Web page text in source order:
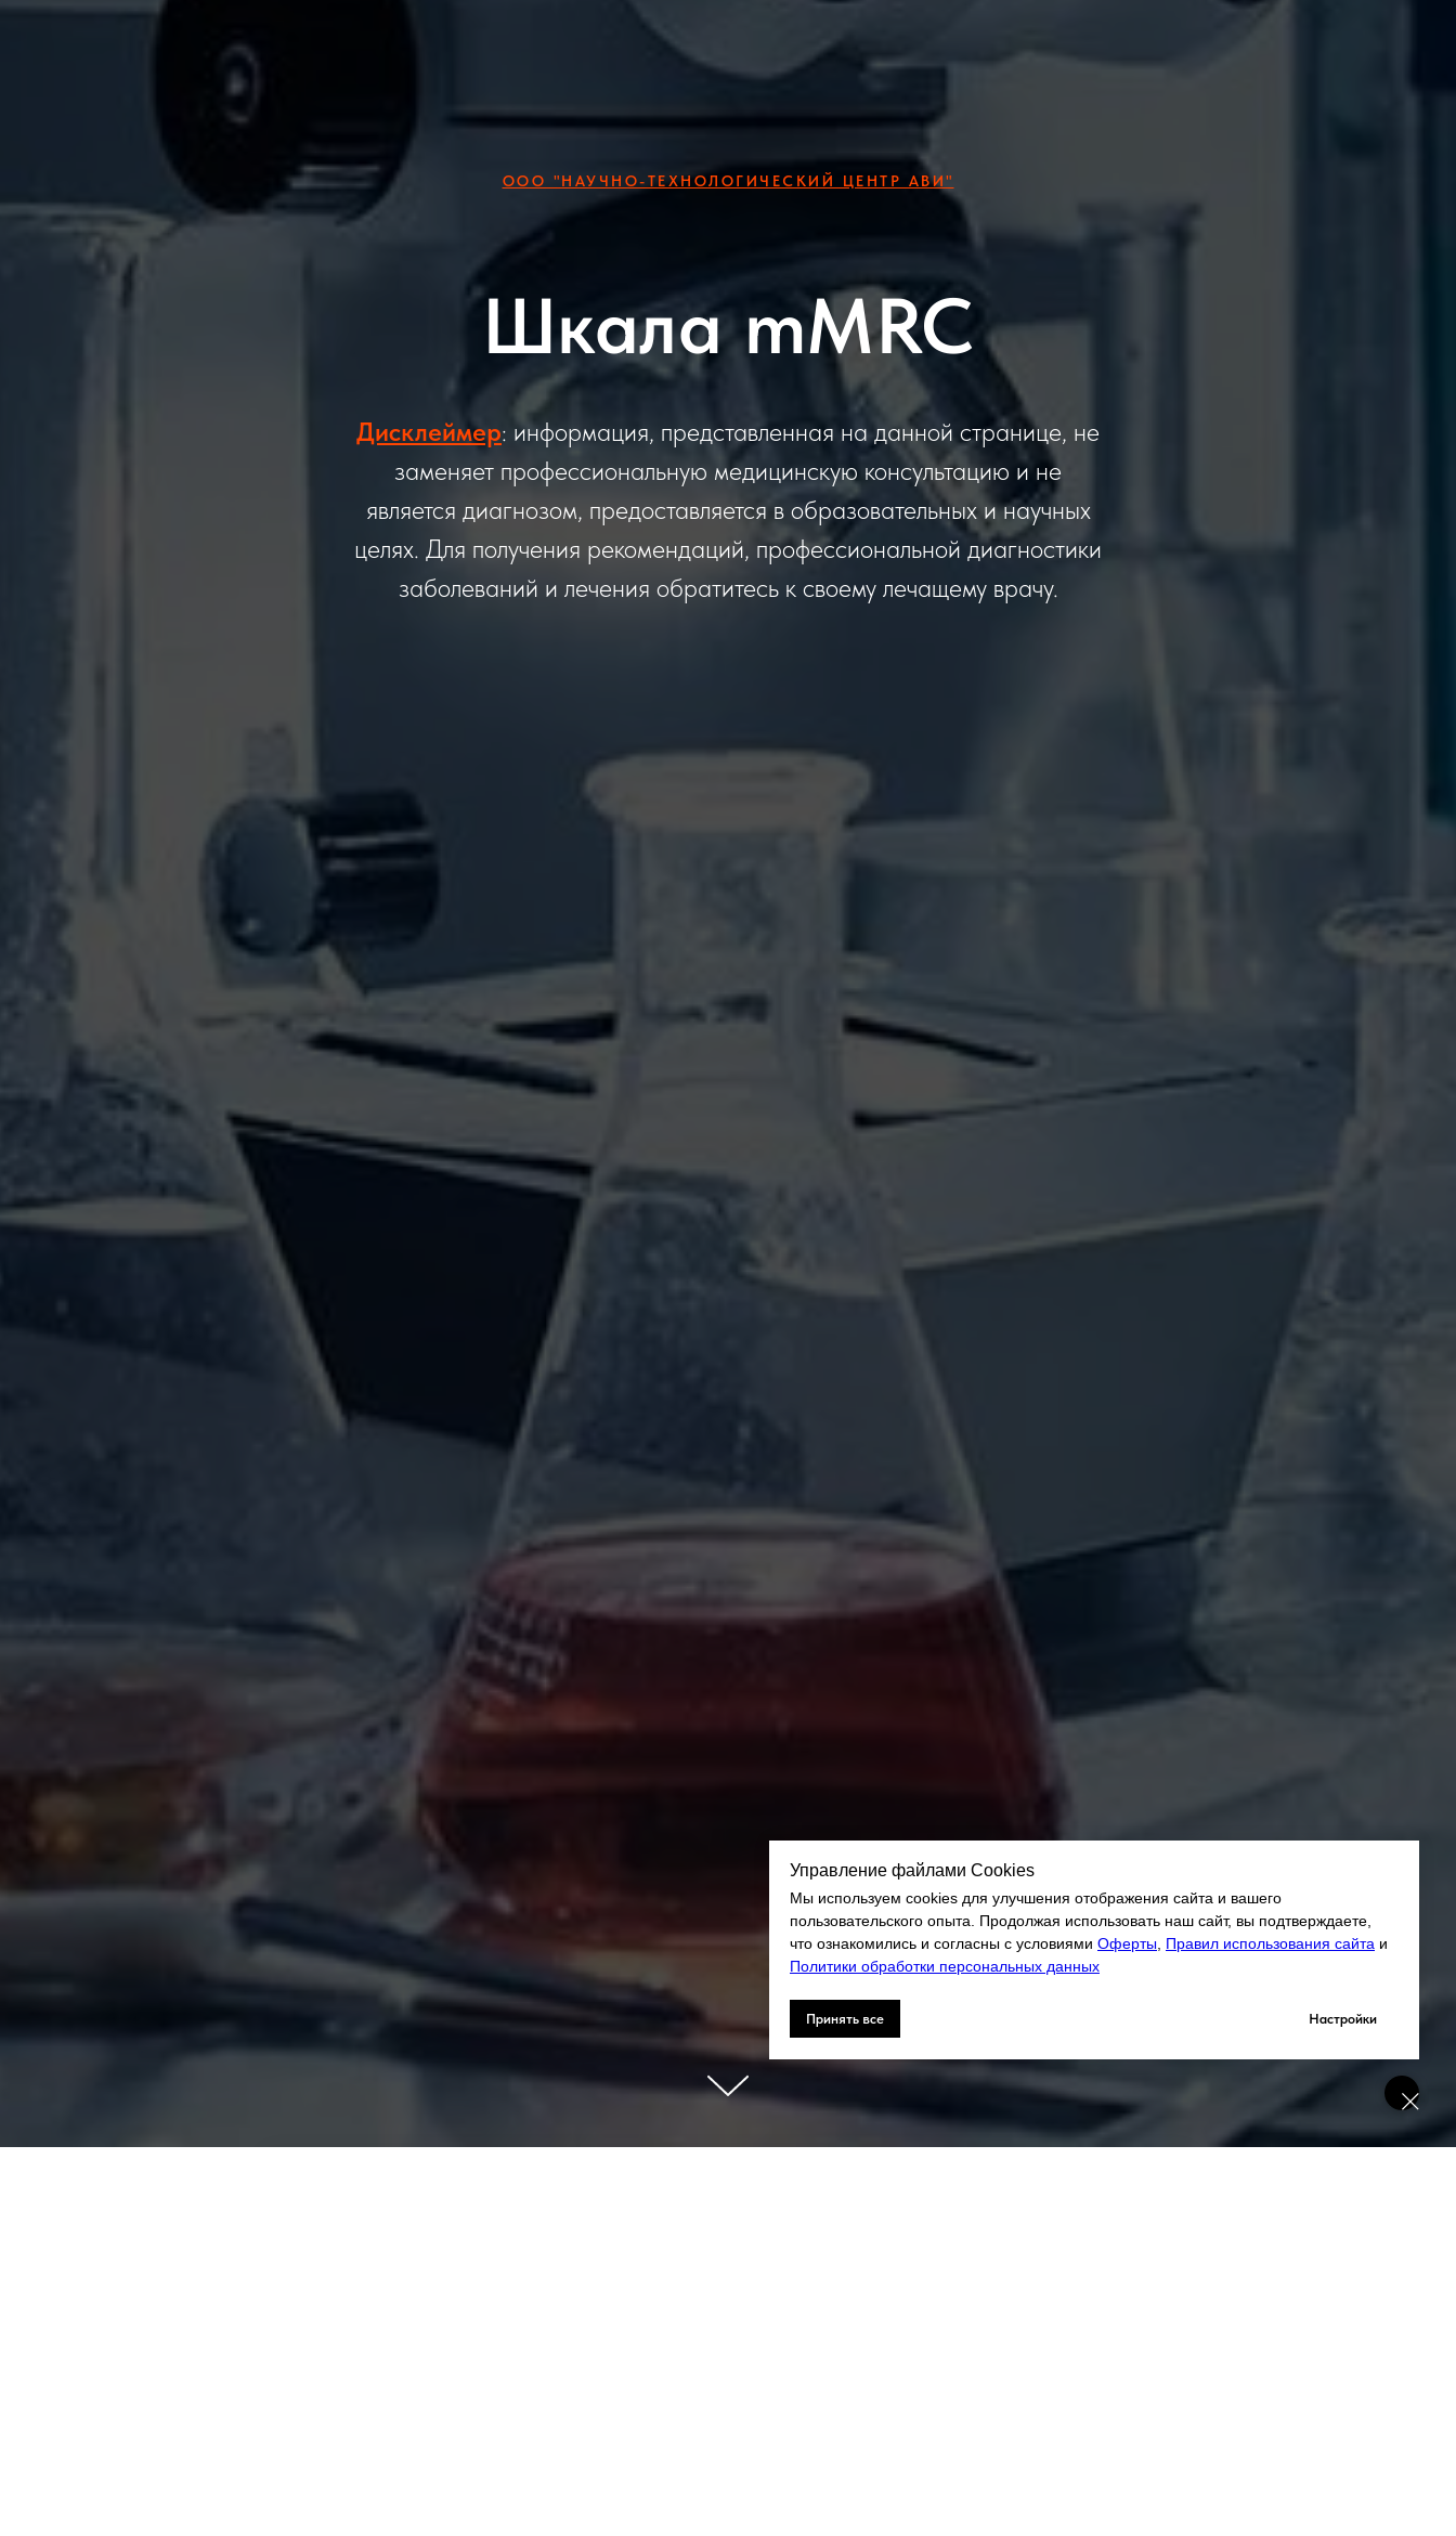
ООО "НАУЧНО-ТЕХНОЛОГИЧЕСКИЙ ЦЕНТР АВИ"
Шкала mMRC
Дисклеймер: информация, представленная на данной странице, не
заменяет профессиональную медицинскую консультацию и не
является диагнозом, предоставляется в образовательных и научных
целях. Для получения рекомендаций, профессиональной диагностики
заболеваний и лечения обратитесь к своему лечащему врачу.
Управление файлами Cookies
Мы используем cookies для улучшения отображения сайта и вашего
пользовательского опыта. Продолжая использовать наш сайт, вы подтверждаете,
что ознакомились и согласны с условиями Оферты, Правил использования сайта и
Политики обработки персональных данных
Принять все Настройки